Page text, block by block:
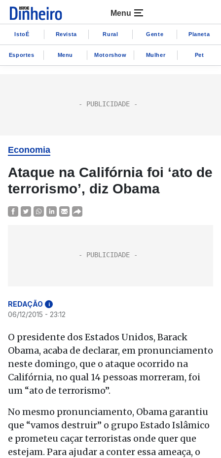
Menu
IstoÉ Revista Rural Gente Planeta
Esportes Menu Motorshow Mulher Pet
Economia
Ataque na Califórnia foi ‘ato de
terrorismo’, diz Obama
REDAÇÃO i
06/12/2015 - 23:12
O presidente dos Estados Unidos, Barack
Obama, acaba de declarar, em pronunciamento
neste domingo, que o ataque ocorrido na
Califórnia, no qual 14 pessoas morreram, foi
um “ato de terrorismo”.
No mesmo pronunciamento, Obama garantiu
que “vamos destruir” o grupo Estado Islâmico
e prometeu caçar terroristas onde quer que
estejam. Para ajudar a conter essa ameaça, o